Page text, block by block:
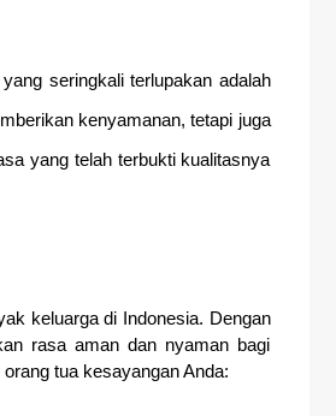
seringkali terlupakan adalah
kenyamanan, tetapi juga
yang telah terbukti kualitasnya
keluarga di Indonesia. Dengan
rasa aman dan nyaman bagi
tua kesayangan Anda: